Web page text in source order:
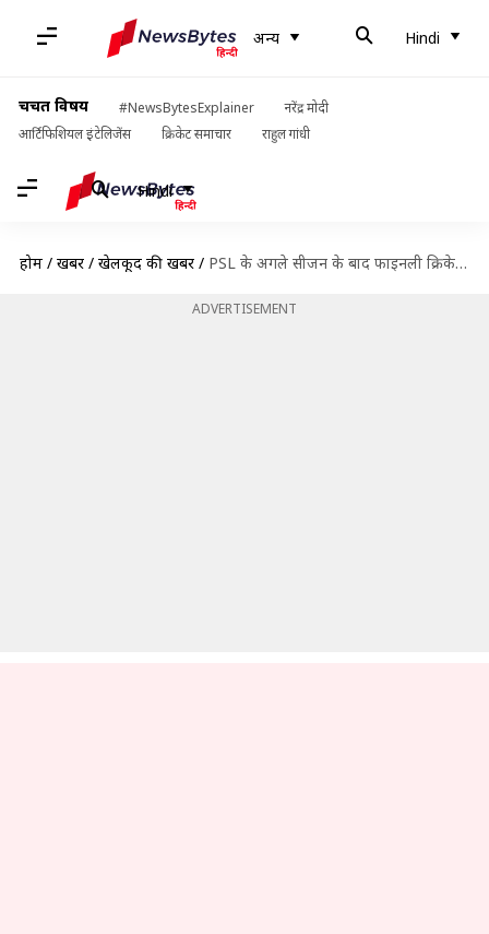
अन्य Hindi
चर्चित विषय #NewsBytesExplainer
नरेंद्र मोदी
आर्टिफिशियल इंटेलिजेंस
क्रिकेट समाचार राहुल गांधी
Hindi
होम / खबरें / खेलकूद की खबरें / PSL के अगले सीजन के बाद फाइनली क्रिकेट को अलविदा कह सकते हैं अफरीदी
ADVERTISEMENT